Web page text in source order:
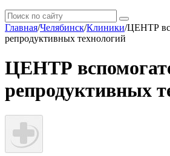
Главная/Челябинск/Клиники/ЦЕНТР
репродуктивных технологий
ЦЕНТР
репродуктивных